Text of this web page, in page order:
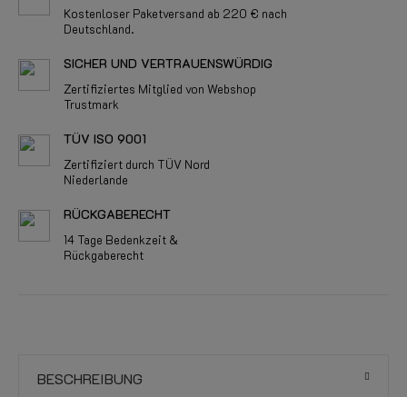
Kostenloser Paketversand ab 220 € nach
Deutschland.
SICHER UND VERTRAUENSWÜRDIG
Zertifiziertes Mitglied von Webshop
Trustmark
TÜV ISO 9001
Zertifiziert durch TÜV Nord
Niederlande
RÜCKGABERECHT
14 Tage Bedenkzeit &
Rückgaberecht
BESCHREIBUNG